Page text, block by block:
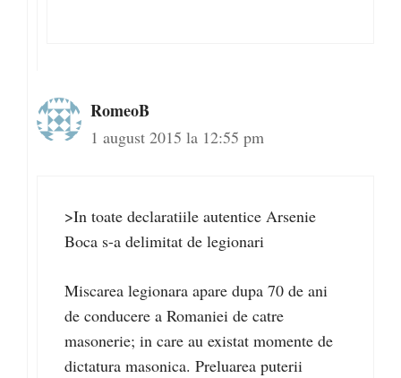
RomeoB
1 august 2015 la 12:55 pm
>In toate declaratiile autentice Arsenie
Boca s-a delimitat de legionari
Miscarea legionara apare dupa 70 de ani
de conducere a Romaniei de catre
masonerie; in care au existat momente de
dictatura masonica. Preluarea puterii